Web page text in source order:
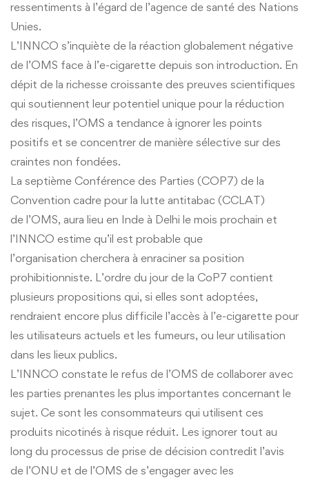
ressentiments à l’égard de l’agence de santé des Nations
Unies.
L’INNCO s’inquiète de la réaction globalement négative
de l’OMS face à l’e-cigarette depuis son introduction. En
dépit de la richesse croissante des preuves scientifiques
qui soutiennent leur potentiel unique pour la réduction
des risques, l’OMS a tendance à ignorer les points
positifs et se concentrer de manière sélective sur des
craintes non fondées.
La septième Conférence des Parties (COP7) de la
Convention cadre pour la lutte antitabac (CCLAT)
de l’OMS, aura lieu en Inde à Delhi le mois prochain et
l’INNCO estime qu’il est probable que
l’organisation cherchera à enraciner sa position
prohibitionniste. L’ordre du jour de la CoP7 contient
plusieurs propositions qui, si elles sont adoptées,
rendraient encore plus difficile l’accès à l’e-cigarette pour
les utilisateurs actuels et les fumeurs, ou leur utilisation
dans les lieux publics.
L’INNCO constate le refus de l’OMS de collaborer avec
les parties prenantes les plus importantes concernant le
sujet. Ce sont les consommateurs qui utilisent ces
produits nicotinés à risque réduit. Les ignorer tout au
long du processus de prise de décision contredit l’avis
de l’ONU et de l’OMS de s’engager avec les